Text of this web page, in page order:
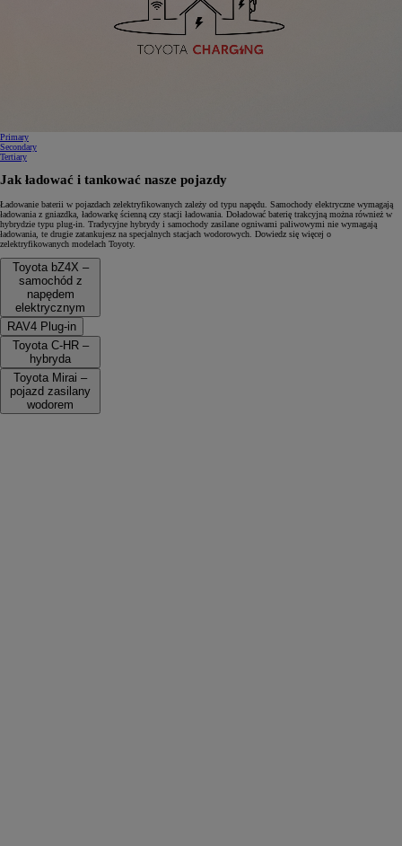
Primary
Secondary
Tertiary
Jak ładować i tankować nasze pojazdy
Ładowanie baterii w pojazdach zelektryfikowanych zależy od typu napędu. Samochody elektryczne wymagają
ładowania z gniazdka, ładowarkę ścienną czy stacji ładowania. Doładować baterię trakcyjną można również w
hybrydzie typu plug-in. Tradycyjne hybrydy i samochody zasilane ogniwami paliwowymi nie wymagają
ładowania, te drugie zatankujesz na specjalnych stacjach wodorowych. Dowiedz się więcej o
zelektryfikowanych modelach Toyoty.
Toyota bZ4X –
samochód z
napędem
elektrycznym
RAV4 Plug-in
Toyota C-HR –
hybryda
Toyota Mirai –
pojazd zasilany
wodorem